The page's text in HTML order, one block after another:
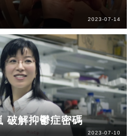
2023-07-14
破解抑鬱症密碼
2023-07-10